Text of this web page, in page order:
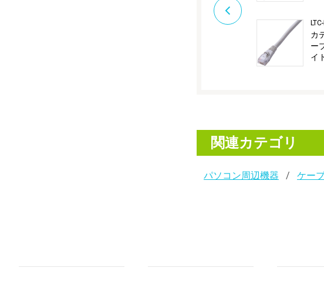
カ
ー
イ
関連カテゴリ
パソコン周辺機器 ケー